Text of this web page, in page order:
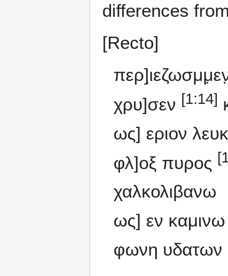
differences
[Recto]
χρυ]σεν [1:14]
ως] εριον
φλ]οξ πυρος
χαλκολιβανω
ως] εν
φωνη